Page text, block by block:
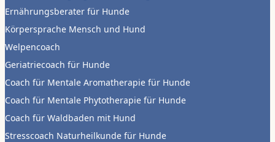
Ernährungsberater für Hunde
Körpersprache Mensch und Hund
Welpencoach
Geriatriecoach für Hunde
Coach für Mentale Aromatherapie für Hunde
Coach für Mentale Phytotherapie für Hunde
Coach für Waldbaden mit Hund
Stresscoach Naturheilkunde für Hunde